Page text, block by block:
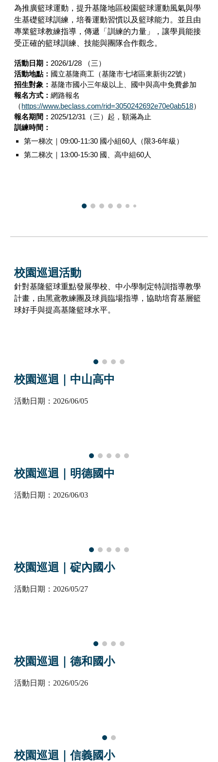
為推廣籃球運動，提升基隆地區校園籃球運動風氣與學
生基礎籃球訓練，培養運動習慣以及籃球能力。並且由
專業籃球教練指導，傳遞「訓練的力量」，讓學員能接
受正確的籃球訓練、技能與團隊合作觀念。
活動日期： 2026/1/28 （三）
活動地點： 國立基隆商工（基隆市七堵區東新街22號）
招生對象：基隆市國小三年級以上、國中與高中免費參加
報名方式：網路報名
（ https://www.beclass.com/rid=3050242692e70e0ab518）
報名期間 ： 2025/12/31（三）起，額滿為止
訓練時間：
第一梯次｜09:00-11:30 國小組60人（限3-6年級）
第二梯次｜13:00-15:30 國、高中組60人
校園巡迴活動
針對基隆籃球重點發展學校、中小學制定特訓指導教學
計畫，由黑鳶教練團及球員臨場指導，協助培育基層籃
球好手與提高基隆籃球水平。
校園巡迴｜ 中山高中
活動日期：2026/06/05
校園巡迴｜明德國中
活動日期：2026/06/03
校園巡迴｜碇內國小
活動日期：2026/05/27
校園巡迴｜德和國小
活動日期：2026/05/26
校園巡迴｜信義國小